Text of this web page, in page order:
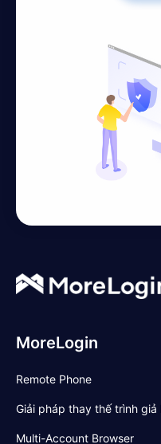
MoreLogin
Remote Phone
Giải pháp thay thế trình giả
Multi-Account Browser